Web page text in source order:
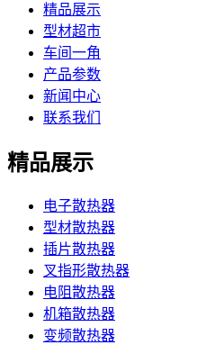
精品展示
型材超市
车间一角
产品参数
新闻中心
联系我们
精品展示
电子散热器
型材散热器
插片散热器
叉指形散热器
电阻散热器
机箱散热器
变频散热器